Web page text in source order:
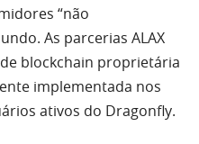
“não
As parcerias ALAX
blockchain proprietária
implementada nos
ativos do Dragonfly.